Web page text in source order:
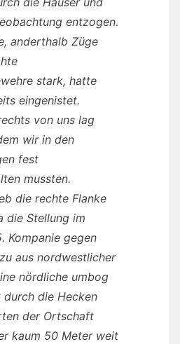
entzogen.
anderthalb Züge
stark, hatte
eingenistet.
von uns lag
wir in den
fest
mussten.
die rechte Flanke
die Stellung im
Kompanie gegen
aus nordwestlicher
nördliche umbog
durch die Hecken
der Ortschaft
kaum 50 Meter weit